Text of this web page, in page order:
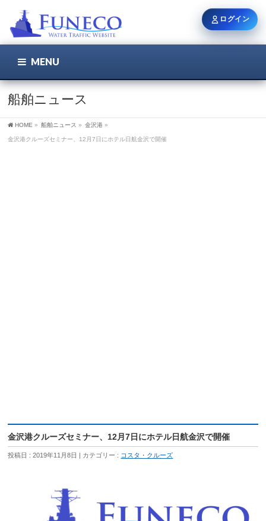
MENU
船舶ニュース
HOME » 船舶ニュース » 金沢港 »
金沢港クルーズセミナー、12月7日にホテル日航金沢で開催
金沢港クルーズセミナー、12月7日にホテル日航金沢で開催
投稿日 : 2019年11月8日 カテゴリー : コスタ・クルーズ
ログイン
ユーザー名 / メール